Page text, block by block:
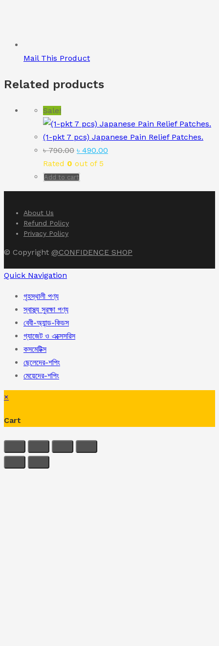
Mail This Product
Related products
Sale!
(1-pkt 7 pcs) Japanese Pain Relief Patches.
৳790.00 Original
price
was:
৳ 790.00.
৳ 490.00
৳ 490.00.
Rated 0 out of 5
Add to cart
About Us
Refund Policy
Privacy Policy
© Copyright @CONFIDENCE SHOP
Quick Navigation
গৃহস্থালী পণ্য
স্বাস্থ্য সুরক্ষা পণ্য
বেবী-অ্যান্ড-কিডস
গ্যাজেট ও এক্সেসরিস
কসমেটিক্স
ছেলেদের-শপিং
মেয়েদের-শপিং
×
Cart